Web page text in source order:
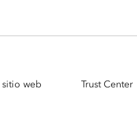
web Trust Center